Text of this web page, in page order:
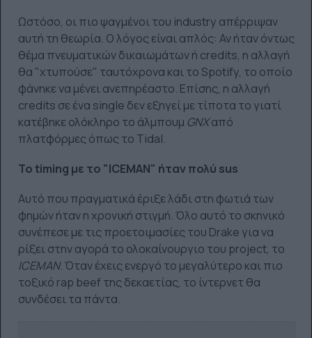
Ωστόσο, οι πιο ψαγμένοι του industry απέρριψαν
αυτή τη θεωρία. Ο λόγος είναι απλός: Αν ήταν όντως
θέμα πνευματικών δικαιωμάτων ή credits, η αλλαγή
θα "χτυπούσε" ταυτόχρονα και το Spotify, το οποίο
φάνηκε να μένει ανεπηρέαστο. Επίσης, η αλλαγή
credits σε ένα single δεν εξηγεί με τίποτα το γιατί
κατέβηκε ολόκληρο το άλμπουμ GNXαπό
πλατφόρμες όπως το Tidal.
Το timing με το "ICEMAN" ήταν πολύ sus
Αυτό που πραγματικά έριξε λάδι στη φωτιά των
φημών ήταν η χρονική στιγμή. Όλο αυτό το σκηνικό
συνέπεσε με τις προετοιμασίες του Drake για να
ρίξει στην αγορά το ολοκαίνουργιο του project, το
ICEMAN. Όταν έχεις ενεργό το μεγαλύτερο και πιο
τοξικό rap beef της δεκαετίας, το ίντερνετ θα
συνδέσει τα πάντα.